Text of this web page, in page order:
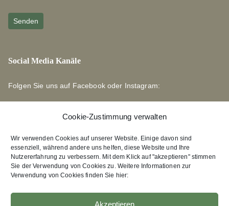
Cookie-Zustimmung verwalten
Wir verwenden Cookies auf unserer Website. Einige davon sind
essenziell, während andere uns helfen, diese Website und Ihre
Nutzererfahrung zu verbessern. Mit dem Klick auf "akzeptieren" stimmen
Sie der Verwendung von Cookies zu. Weitere Informationen zur
Verwendung von Cookies finden Sie hier:
Akzeptieren
Social Media Kanäle
Folgen Sie uns auf Facebook oder Instagram:
Links zu unseren Partnerverlagen
Edition Bärenklau